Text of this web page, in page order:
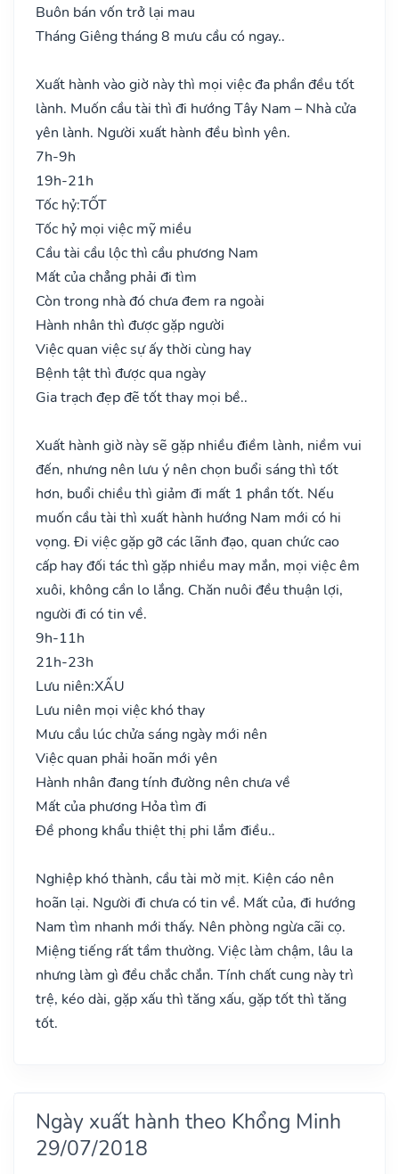
Buôn bán vốn trở lại mau
Tháng Giêng tháng 8 mưu cầu có ngay..
Xuất hành vào giờ này thì mọi việc đa phần đều tốt
lành. Muốn cầu tài thì đi hướng Tây Nam – Nhà cửa
yên lành. Người xuất hành đều bình yên.
7h-9h
19h-21h
Tốc hỷ:TỐT
Tốc hỷ mọi việc mỹ miều
Cầu tài cầu lộc thì cầu phương Nam
Mất của chẳng phải đi tìm
Còn trong nhà đó chưa đem ra ngoài
Hành nhân thì được gặp người
Việc quan việc sự ấy thời cùng hay
Bệnh tật thì được qua ngày
Gia trạch đẹp đẽ tốt thay mọi bề..
Xuất hành giờ này sẽ gặp nhiều điềm lành, niềm vui
đến, nhưng nên lưu ý nên chọn buổi sáng thì tốt
hơn, buổi chiều thì giảm đi mất 1 phần tốt. Nếu
muốn cầu tài thì xuất hành hướng Nam mới có hi
vọng. Đi việc gặp gỡ các lãnh đạo, quan chức cao
cấp hay đối tác thì gặp nhiều may mắn, mọi việc êm
xuôi, không cần lo lắng. Chăn nuôi đều thuận lợi,
người đi có tin về.
9h-11h
21h-23h
Lưu niên:XẤU
Lưu niên mọi việc khó thay
Mưu cầu lúc chửa sáng ngày mới nên
Việc quan phải hoãn mới yên
Hành nhân đang tính đường nên chưa về
Mất của phương Hỏa tìm đi
Đề phong khẩu thiệt thị phi lắm điều..
Nghiệp khó thành, cầu tài mờ mịt. Kiện cáo nên
hoãn lại. Người đi chưa có tin về. Mất của, đi hướng
Nam tìm nhanh mới thấy. Nên phòng ngừa cãi cọ.
Miệng tiếng rất tầm thường. Việc làm chậm, lâu la
nhưng làm gì đều chắc chắn. Tính chất cung này trì
trệ, kéo dài, gặp xấu thì tăng xấu, gặp tốt thì tăng
tốt.
Ngày xuất hành theo Khổng Minh
29/07/2018